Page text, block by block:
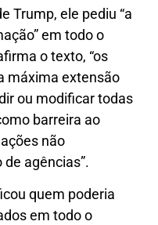
Trump, ele pediu “a
em todo o
o texto, “os
máxima extensão
ou modificar todas
barreira ao
não
agências”.
quem poderia
em todo o